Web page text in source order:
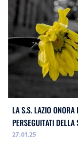
LA S.S. LAZIO
PERSEGUITATI
DELL`ODIO
27.01.25